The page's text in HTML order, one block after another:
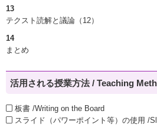
13
テクスト読解と議論（12）
14
まとめ
活用される授業方法 / Teaching
板書 /Writing on the Board
スライド（パワーポイント等）の使用 /